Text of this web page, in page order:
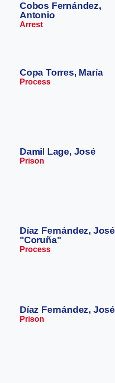
Cobos Fernández,
Antonio
Arrest
Copa Torres, María
Process
Damil Lage, José
Prison
Díaz Fernández, José
"Coruña"
Process
Díaz Fernández, José
Prison